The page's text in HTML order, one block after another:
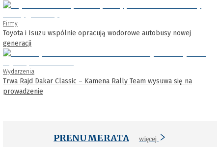
Firmy
Toyota i Isuzu wspólnie opracują wodorowe autobusy nowej
generacji
Wydarzenia
Trwa Rajd Dakar Classic – Kamena Rally Team wysuwa się na
prowadzenie
PRENUMERATA więcej